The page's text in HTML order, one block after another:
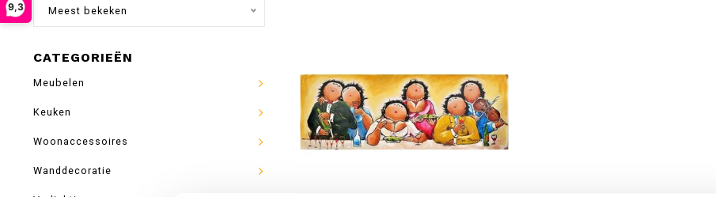
9,3 Meest bekeken
CATEGORIEËN
Meubelen
Keuken
Woonaccessoires
Wanddecoratie